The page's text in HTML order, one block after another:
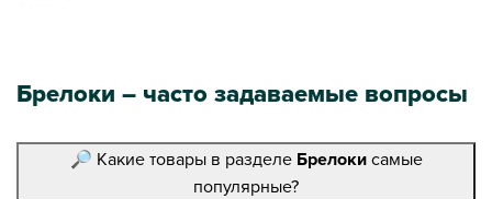
Брелоки – часто задаваемые вопросы
🔎 Какие товары в разделе Брелокисамые
популярные?